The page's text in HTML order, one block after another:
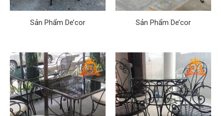
Sản Phẩm De’cor Sản Phẩm De’cor